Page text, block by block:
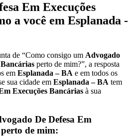
Em Execuções
a você em Esplanada -
de “Como consigo um Advogado
perto de mim?”, a resposta
em Esplanada – BA e em todos os
sua cidade em Esplanada – BA tem
Execuções Bancárias à sua
De Defesa Em
perto de mim: